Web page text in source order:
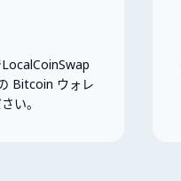
Bitcoin ウォレ
い。